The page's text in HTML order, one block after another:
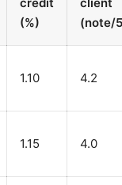
(%)
(note/
1.10 4.2
1.15 4.0